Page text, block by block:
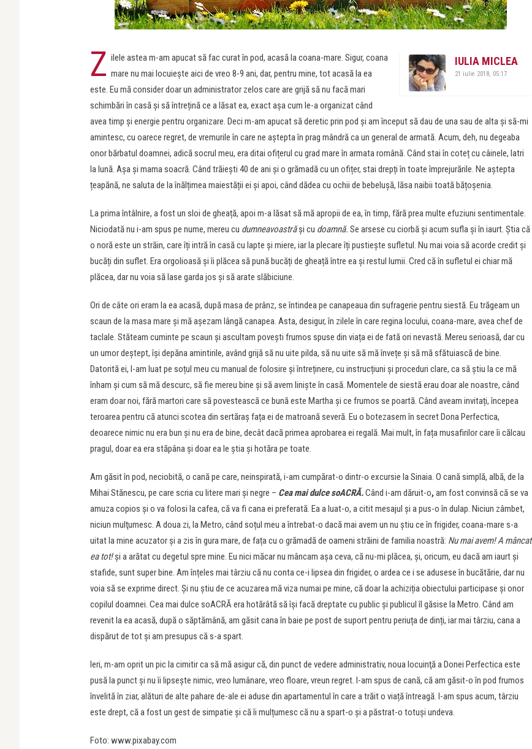
IULIA MICLEA
21 iulie 2018, 05:17
Z ilele astea m-am apucat să fac curat în pod, acasă la coana-mare. Sigur, coana
mare nu mai locuieşte aici de vreo 8-9 ani, dar, pentru mine, tot acasă la ea
este. Eu mă consider doar un administrator zelos care are grijă să nu facă mari
schimbări în casă și să întrețină ce a lăsat ea, exact așa cum le-a organizat când
avea timp și energie pentru organizare. Deci m-am apucat să deretic prin pod și am început să dau de una sau de alta și să-mi
amintesc, cu oarece regret, de vremurile în care ne aștepta în prag mândră ca un general de armată. Acum, deh, nu degeaba
onor bărbatul doamnei, adică socrul meu, era ditai ofițerul cu grad mare în armata română. Când stai în coteț cu câinele, latri
la lună. Așa și mama soacră. Când trăiești 40 de ani și o grămadă cu un ofițer, stai drepți în toate împrejurările. Ne aștepta
țeapănă, ne saluta de la înălțimea maiestății ei și apoi, când dădea cu ochii de bebelușă, lăsa naibii toată bățoșenia.
La prima întâlnire, a fost un sloi de gheață, apoi m-a lăsat să mă apropii de ea, în timp, fără prea multe efuziuni sentimentale.
Niciodată nu i-am spus pe nume, mereu cu dumneavoastrăși cu doamnă. Se arsese cu ciorbă și acum sufla și în iaurt. Știa că
o noră este un străin, care îți intră în casă cu lapte și miere, iar la plecare îți pustiește sufletul. Nu mai voia să acorde credit și
bucăți din suflet. Era orgolioasă și îi plăcea să pună bucăți de gheață între ea și restul lumii. Cred că în sufletul ei chiar mă
plăcea, dar nu voia să lase garda jos și să arate slăbiciune.
Ori de câte ori eram la ea acasă, după masa de prânz, se întindea pe canapeaua din sufragerie pentru siestă. Eu trăgeam un
scaun de la masa mare și mă așezam lângă canapea. Asta, desigur, în zilele în care regina locului, coana-mare, avea chef de
taclale. Stăteam cuminte pe scaun și ascultam povești frumos spuse din viața ei de fată ori nevastă. Mereu serioasă, dar cu
un umor deștept, își depăna amintirile, având grijă să nu uite pilda, să nu uite să mă învețe și să mă sfătuiască de bine.
Datorită ei, l-am luat pe soțul meu cu manual de folosire și întreținere, cu instrucțiuni și proceduri clare, ca să știu la ce mă
înham și cum să mă descurc, să fie mereu bine și să avem liniște în casă. Momentele de siestă erau doar ale noastre, când
eram doar noi, fără martori care să povestească ce bună este Martha și ce frumos se poartă. Când aveam invitați, începea
teroarea pentru că atunci scotea din sertăraș fața ei de matroană severă. Eu o botezasem în secret Dona Perfectica,
deoarece nimic nu era bun și nu era de bine, decât dacă primea aprobarea ei regală. Mai mult, în fața musafirilor care îi călcau
pragul, doar ea era stăpâna și doar ea le știa și hotăra pe toate.
Am găsit în pod, neciobită, o cană pe care, neinspirată, i-am cumpărat-o dintr-o excursie la Sinaia. O cană simplă, albă, de la
Mihai Stănescu, pe care scria cu litere mari și negre – Cea mai dulce soACRĂ.Când i-am dăruit-o, am fost convinsă că se va
amuza copios și o va folosi la cafea, că va fi cana ei preferată. Ea a luat-o, a citit mesajul și a pus-o în dulap. Niciun zâmbet,
niciun mulţumesc. A doua zi, la Metro, când soțul meu a întrebat-o dacă mai avem un nu știu ce în frigider, coana-mare s-a
uitat la mine acuzator și a zis în gura mare, de fața cu o grămadă de oameni străini de familia noastră: Nu mai avem! A mâncat
ea tot!și a arătat cu degetul spre mine. Eu nici măcar nu mâncam așa ceva, că nu-mi plăcea, și, oricum, eu dacă am iaurt și
stafide, sunt super bine. Am înțeles mai târziu că nu conta ce-i lipsea din frigider, o ardea ce i se adusese în bucătărie, dar nu
voia să se exprime direct. Și nu știu de ce acuzarea mă viza numai pe mine, că doar la achiziția obiectului participase și onor
copilul doamnei. Cea mai dulce soACRĂ era hotărâtă să își facă dreptate cu public și publicul îl găsise la Metro. Când am
revenit la ea acasă, după o săptămână, am găsit cana în baie pe post de suport pentru periuța de dinți, iar mai târziu, cana a
dispărut de tot și am presupus că s-a spart.
Ieri, m-am oprit un pic la cimitir ca să mă asigur că, din punct de vedere administrativ, noua locuinţă a Donei Perfectica este
pusă la punct și nu îi lipsește nimic, vreo lumânare, vreo floare, vreun regret. I-am spus de cană, că am găsit-o în pod frumos
învelită în ziar, alături de alte pahare de-ale ei aduse din apartamentul în care a trăit o viață întreagă. I-am spus acum, târziu
este drept, că a fost un gest de simpatie și că îi mulțumesc că nu a spart-o și a păstrat-o totuși undeva.
Foto: www.pixabay.com